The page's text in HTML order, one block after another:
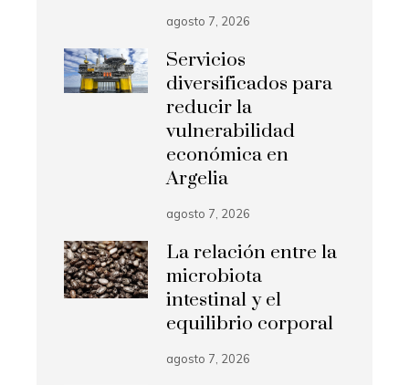
agosto 7, 2026
Servicios
diversificados para
reducir la
vulnerabilidad
económica en
Argelia
agosto 7, 2026
La relación entre la
microbiota
intestinal y el
equilibrio corporal
agosto 7, 2026